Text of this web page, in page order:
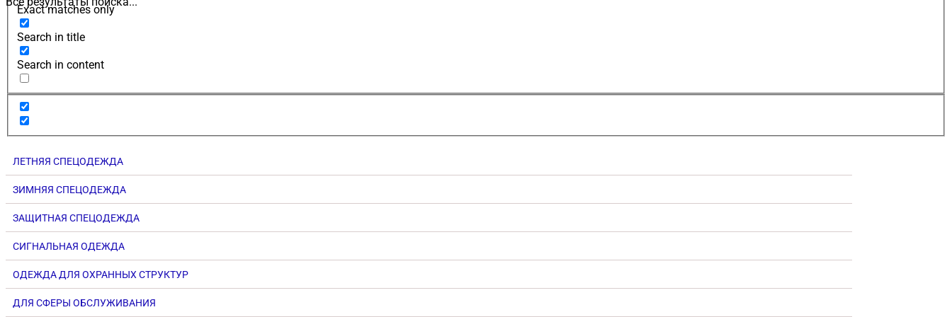
Exact matches only
Search in title
Search in content
ЛЕТНЯЯ СПЕЦОДЕЖДА
ЗИМНЯЯ СПЕЦОДЕЖДА
ЗАЩИТНАЯ СПЕЦОДЕЖДА
СИГНАЛЬНАЯ ОДЕЖДА
ОДЕЖДА ДЛЯ ОХРАННЫХ СТРУКТУР
ДЛЯ СФЕРЫ ОБСЛУЖИВАНИЯ